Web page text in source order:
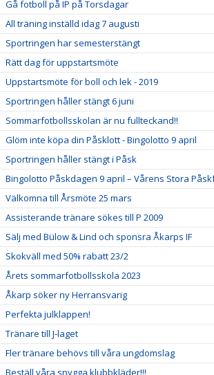
Gå fotboll på IP på Torsdagar
All träning inställd idag 7 augusti
Sportringen har semesterstängt
Rätt dag för uppstartsmöte
Uppstartsmöte för boll och lek - 2019
Sportringen håller stängt 6 juni
Sommarfotbollsskolan är nu fullteckand!!
Glöm inte köpa din Påsklott - Bingolotto 9 april
Sportringen håller stängt i Påsk
Bingolotto Påskdagen 9 april – Vårens Stora
Välkomna till Årsmöte 25 mars
Assisterande tränare sökes till P 2009
Sälj med Bülow & Lind och sponsra Åkarps IF
Skokväll med 50% rabatt 23/2
Årets sommarfotbollsskola 2023
Åkarp söker ny Herransvarig
Perfekta julklappen!
Tränare till J-laget
Fler tränare behövs till våra ungdomslag
Beställ våra snygga klubbkläder!!!